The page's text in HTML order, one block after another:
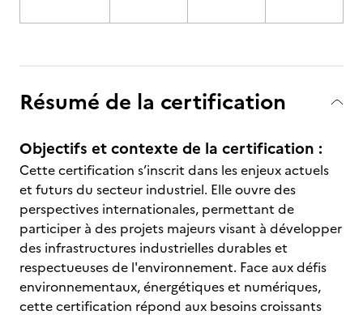
Résumé de la certification
Objectifs et contexte de la certification :
Cette certification s’inscrit dans les enjeux actuels
et futurs du secteur industriel. Elle ouvre des
perspectives internationales, permettant de
participer à des projets majeurs visant à développer
des infrastructures industrielles durables et
respectueuses de l'environnement. Face aux défis
environnementaux, énergétiques et numériques,
cette certification répond aux besoins croissants